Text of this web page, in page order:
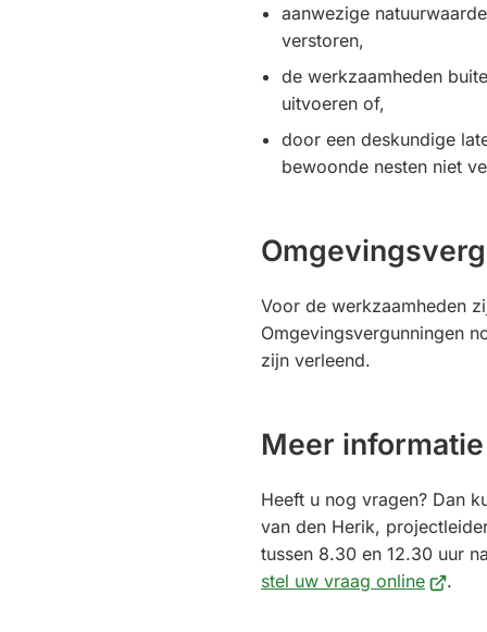
aanwezige
verstoren,
de werkzaamheden
uitvoeren of,
door een deskundige
bewoonde nesten niet
Voor de werkzaamheden
Omgevingsvergunningen
zijn verleend.
Meer informatie
Heeft u nog vragen? Dan
van den Herik,
tussen 8.30 en 12.30 uur
stel uw vraag online
.